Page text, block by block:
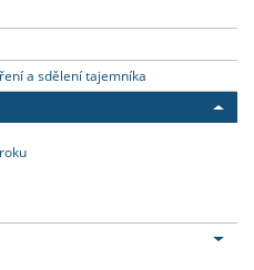
a sdělení tajemníka